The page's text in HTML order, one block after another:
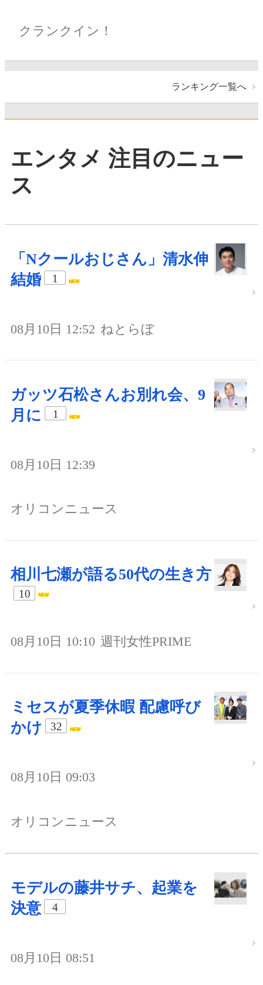
クランクイン！
ランキング一覧へ
エンタメ 注目のニュー
ス
「Nクールおじさん」清水伸
結婚
1
08月10日 12:52 ねとらぼ
ガッツ石松さんお別れ会、9
月に
1
08月10日 12:39
オリコンニュース
相川七瀬が語る50代の生き方
10
08月10日 10:10 週刊女性PRIME
ミセスが夏季休暇 配慮呼び
かけ
32
08月10日 09:03
オリコンニュース
モデルの藤井サチ、起業を
決意
4
08月10日 08:51